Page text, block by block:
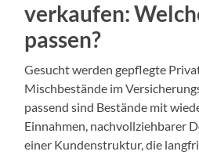
verkaufen:
passen?
Gesucht werden gepflegte
Mischbestände im
passend sind Bestände mit
Einnahmen, nachvollziehbarer
einer Kundenstruktur, die